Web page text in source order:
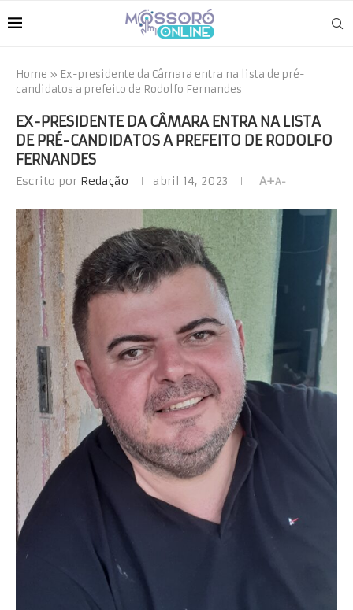
Home » Ex-presidente da Câmara entra na lista de pré-
candidatos a prefeito de Rodolfo Fernandes
EX-PRESIDENTE DA CÂMARA ENTRA NA LISTA
DE PRÉ-CANDIDATOS A PREFEITO DE RODOLFO
FERNANDES
Escrito por Redação abril 14, 2023 A+A-